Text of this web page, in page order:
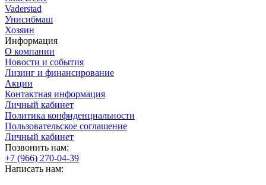
Vaderstad
Унисибмаш
Хозяин
Информация
О компании
Новости и события
Лизинг и финансирование
Акции
Контактная информация
Личный кабинет
Политика конфиденциальности
Пользовательское соглашение
Личный кабинет
Позвонить нам:
+7 (966) 270-04-39
Написать нам: